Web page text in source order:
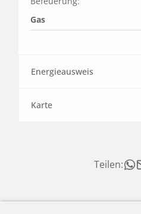
Gas
Energieausweis
Karte
Teilen: